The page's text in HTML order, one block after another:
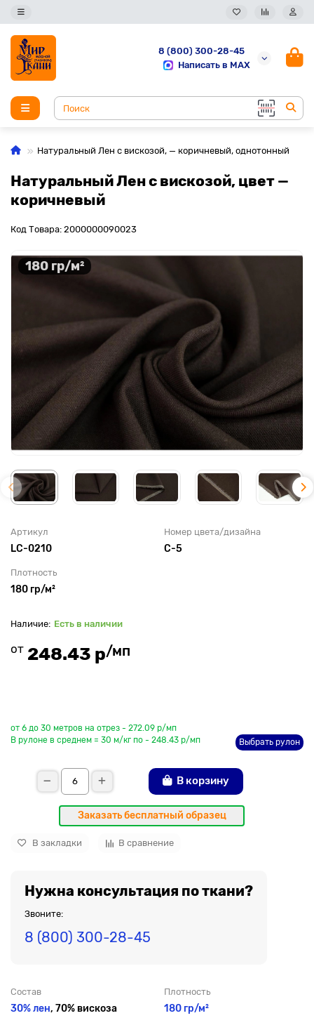
8 (800) 300-28-45
Написать в MAX
Натуральный Лен с вискозой, — коричневый, однотонный
Натуральный Лен с вискозой, цвет —
коричневый
Код Товара: 2000000090023
180 гр/м²
Артикул
LC-0210
Номер цвета/дизайна
С-5
Плотность
180 гр/м²
Есть в наличии
от 248.43 р/мп
от 6 до 30 метров на отрез - 272.09 р/мп
В рулоне в среднем = 30 м/кг по - 248.43 р/мп
Выбрать рулон
В корзину
Заказать бесплатный образец
В закладки В сравнение
Нужна консультация по ткани?
Звоните:
8 (800) 300-28-45
Состав
30% лен, 70% вискоза
Плотность
180 гр/м²